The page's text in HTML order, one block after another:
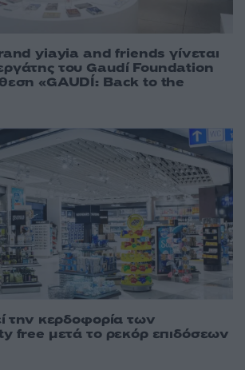
yiayia and friends γίνεται
του Gaudí Foundation
«GAUDÍ: Back to the
την κερδοφορία των
free μετά το ρεκόρ επιδόσεων